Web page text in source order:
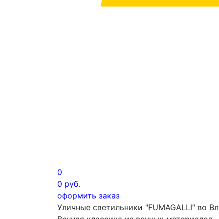
0
0 руб.
оформить заказ
Уличные светильники "FUMAGALLI" во